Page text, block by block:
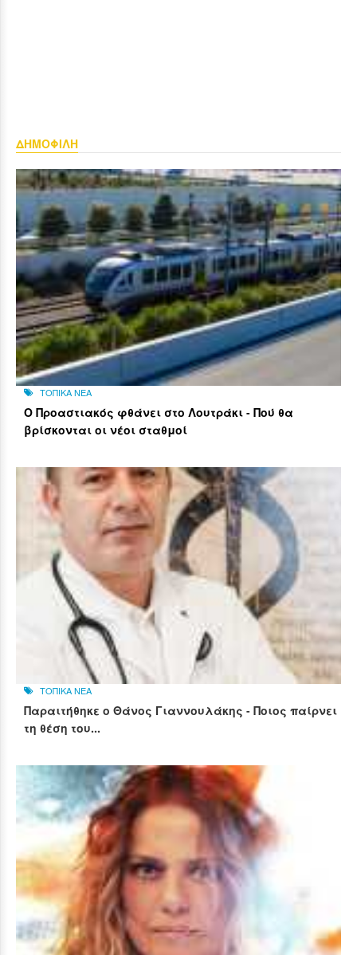
ΔΗΜΟΦΙΛΗ
ΤΟΠΙΚΑ ΝΕΑ
Ο Προαστιακός φθάνει στο Λουτράκι - Πού θα
βρίσκονται οι νέοι σταθμοί
ΤΟΠΙΚΑ ΝΕΑ
Παραιτήθηκε ο Θάνος Γιαννουλάκης - Ποιος παίρνει
τη θέση του...